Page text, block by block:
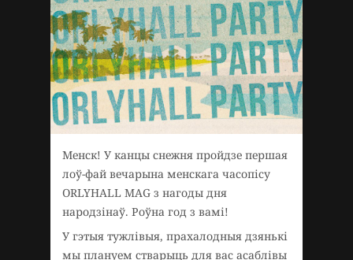
Менск! У канцы снежня пройдзе першая
лоў-фай вечарына менскага часопісу
ORLYHALL MAG з нагоды дня
народзінаў. Роўна год з вамі!
У гэтыя тужлівыя, прахалодныя дзянькі
мы плануем стварыць для вас асаблівы